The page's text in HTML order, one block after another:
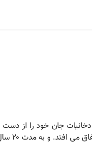
ثانیه یک نفر در دنیا بر اثر استعمال